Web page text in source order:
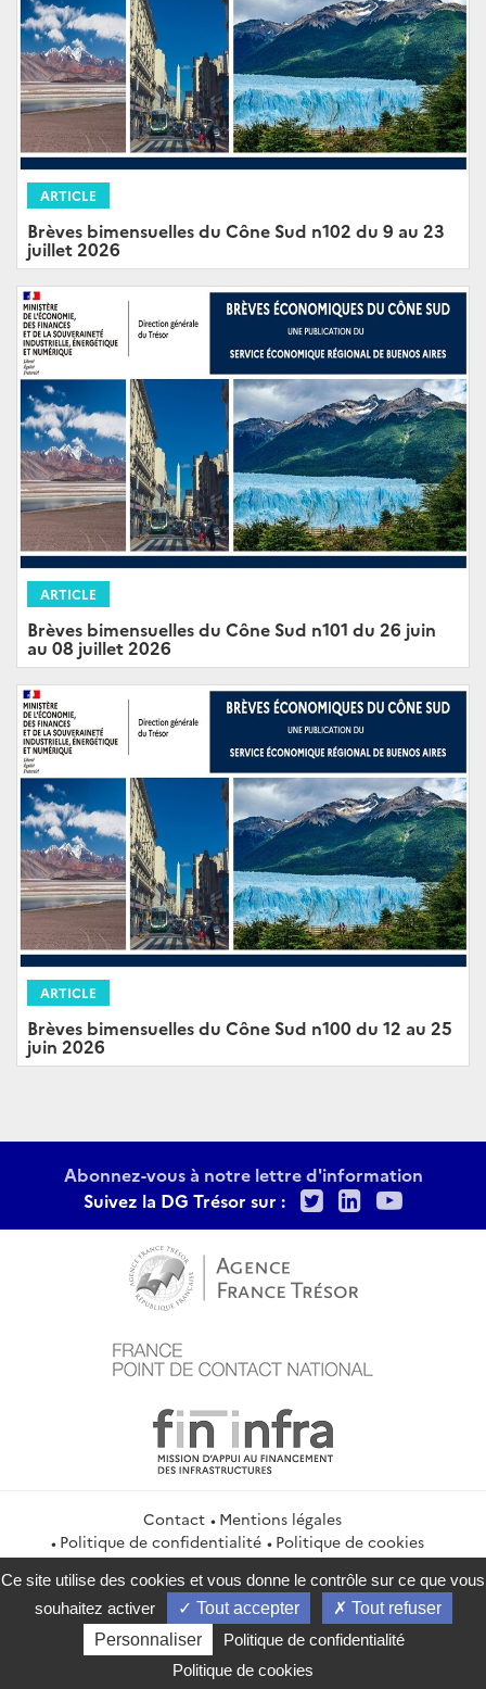
ARTICLE
Brèves bimensuelles du Cône Sud n102 du 9 au 23
juillet 2026
ARTICLE
Brèves bimensuelles du Cône Sud n101 du 26 juin
au 08 juillet 2026
ARTICLE
Brèves bimensuelles du Cône Sud n100 du 12 au 25
juin 2026
Abonnez-vous à notre lettre d'information
Suivez la DG Trésor sur :
TwitterLinkedIn
Contact
Mentions légales
Politique de confidentialité
Politique de cookies
Gestion des cookies
Flux RSS
service-public.gouv.fr
legifrance.gouv.fr
info.gouv.fr
data.gouv.fr
2026 Direction générale du Trésor
Ce site utilise des cookies et vous donne le contrôle sur ce que vous
souhaitez activer
Tout accepter
Tout refuser
Personnaliser
Politique de confidentialité
Politique de cookies